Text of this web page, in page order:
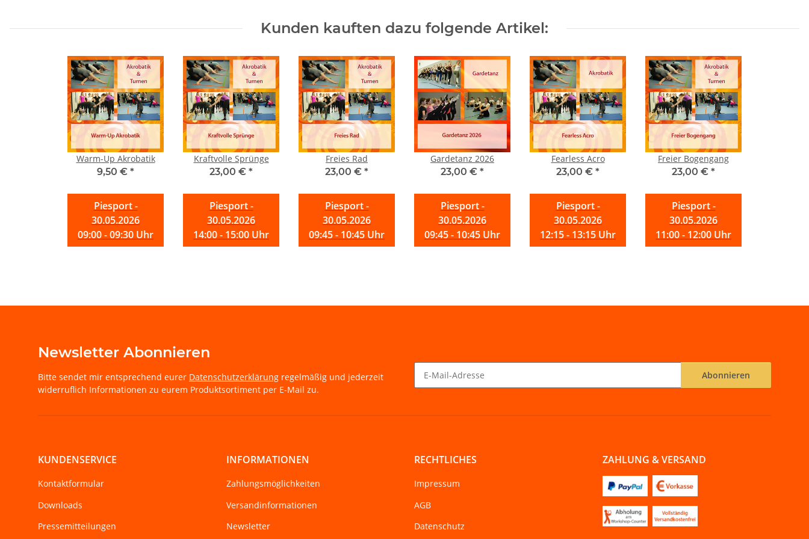
Kunden kauften dazu folgende Artikel:
Warm-Up Akrobatik
9,50 € *
Piesport -
30.05.2026
09:00 - 09:30 Uhr
Kraftvolle Sprünge
23,00 € *
Piesport -
30.05.2026
14:00 - 15:00 Uhr
Freies Rad
23,00 € *
Piesport -
30.05.2026
09:45 - 10:45 Uhr
Gardetanz 2026
23,00 € *
Piesport -
30.05.2026
09:45 - 10:45 Uhr
Fearless Acro
23,00 € *
Piesport -
30.05.2026
12:15 - 13:15 Uhr
Freier Bogengang
23,00 € *
Piesport -
30.05.2026
11:00 - 12:00 Uhr
Newsletter Abonnieren
Bitte sendet mir entsprechend eurer Datenschutzerklärung regelmäßig und jederzeit
widerruflich Informationen zu eurem Produktsortiment per E-Mail zu.
Abonnieren
KUNDENSERVICE
Kontaktformular
Downloads
Pressemitteilungen
INFORMATIONEN
Zahlungsmöglichkeiten
Versandinformationen
Newsletter
RECHTLICHES
Impressum
AGB
Datenschutz
ZAHLUNG & VERSAND